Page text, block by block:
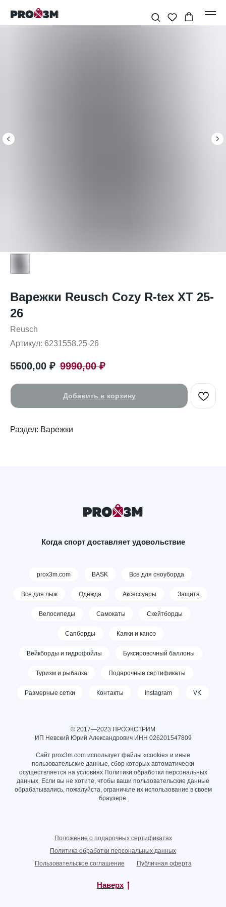
Варежки Reusch Cozy R-tex XT 25-
26
Reusch
Артикул: 6231558.25-26
5500,00 ₽ 9990,00 ₽
Добавить в корзину
Раздел: Варежки
Когда спорт доставляет удовольствие
prox3m.com BASK Все для сноуборда
Все для лыж Одежда Аксессуары Защита
Велосипеды Самокаты Скейтборды
Сапборды Каяки и каноэ
Вейкборды и гидрофойлы Буксировочный баллоны
Туризм и рыбалка Подарочные сертификаты
Размерные сетки Контакты Instagram VK
© 2017—2023 ПРОЭКСТРИМ
ИП Невский Юрий Александрович ИНН 026201547809
Сайт prox3m.com использует файлы «cookie» и иные
пользовательские данные, сбор которых автоматически
осуществляется на условиях Политики обработки персональных
данных. Если вы не хотите, чтобы ваши пользовательские данные
обрабатывались, пожалуйста, ограничьте их использование в своем
браузере.
Положение о подарочных сертификатах
Политика обработки персональных данных
Пользовательское соглашение
Публичная оферта
Наверх